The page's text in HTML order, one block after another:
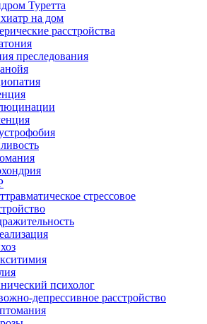
Туретта
на дом
расстройства
преследования
стрессовое
психолог
депрессивное расстройство